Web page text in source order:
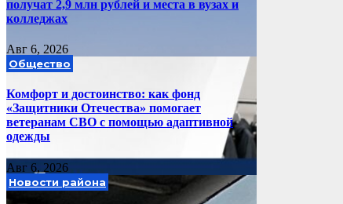
получат 2,9 млн рублей и места в вузах и
колледжах
Авг 6, 2026
Общество
Комфорт и достоинство: как фонд
«Защитники Отечества» помогает
ветеранам СВО с помощью адаптивной
одежды
Авг 6, 2026
Новости района